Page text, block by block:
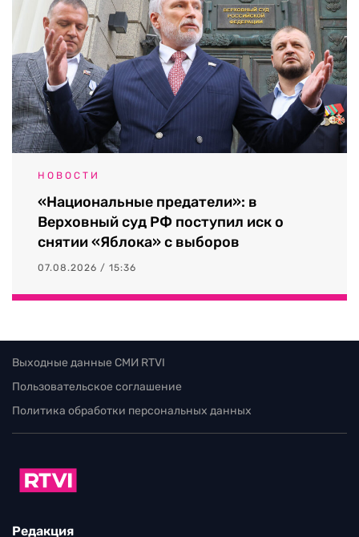
НОВОСТИ
«Национальные предатели»: в
Верховный суд РФ поступил иск о
снятии «Яблока» с выборов
07.08.2026 / 15:36
Выходные данные СМИ RTVI
Пользовательское соглашение
Политика обработки персональных данных
Редакция